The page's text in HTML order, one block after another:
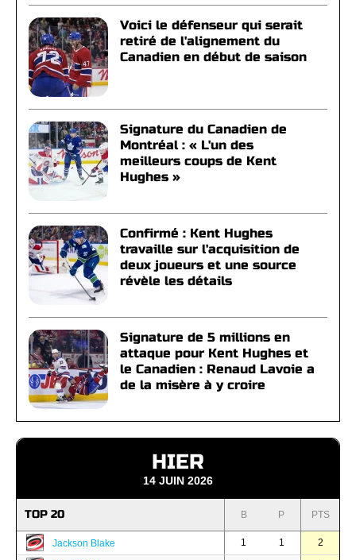
Voici le défenseur qui serait
retiré de l'alignement du
Canadien en début de saison
Signature du Canadien de
Montréal : « L'un des
meilleurs coups de Kent
Hughes »
Confirmé : Kent Hughes
travaille sur l'acquisition de
deux joueurs et une source
révèle les détails
Signature de 5 millions en
attaque pour Kent Hughes et
le Canadien : Renaud Lavoie a
de la misère à y croire
HIER
14 JUIN 2026
TOP 20 B P PTS
Jackson Blake 1 1 2